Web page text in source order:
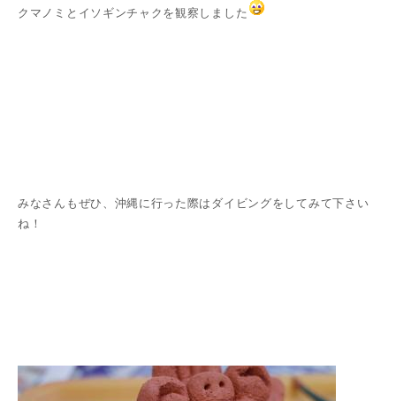
クマノミとイソギンチャクを観察しました
みなさんもぜひ、沖縄に行った際はダイビングをしてみて下さい
ね！